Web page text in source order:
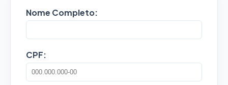
Nome Completo:
CPF: